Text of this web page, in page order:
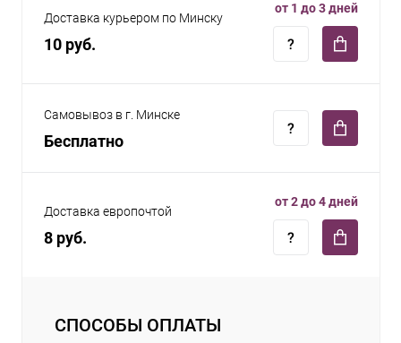
Доставка курьером по Минску
10 руб.
от 1 до 3 дней
Самовывоз в г. Минске
Бесплатно
Доставка европочтой
8 руб.
от 2 до 4 дней
СПОСОБЫ ОПЛАТЫ